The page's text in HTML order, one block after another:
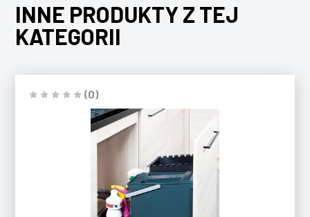
INNE PRODUKTY Z TEJ
KATEGORII
(0)